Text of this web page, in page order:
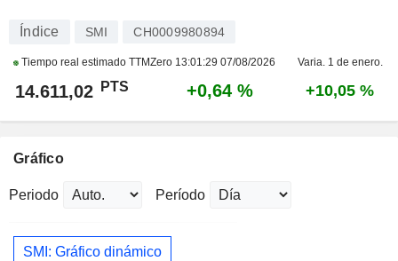
Índice SMI CH0009980894
Tiempo real estimado TTMZero 13:01:29 07/08/2026 Varia. 1 de enero.
14.611,02 PTS +0,64 % +10,05 %
Gráfico
Periodo Período
SMI: Gráfico dinámico